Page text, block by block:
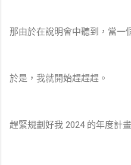
那由於在說明會中聽到，當一
於是，我就開始趕趕趕。
趕緊規劃好我 2024 的年度計畫